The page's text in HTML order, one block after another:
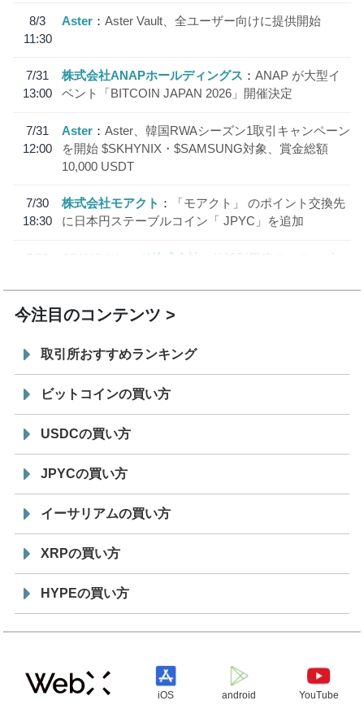
8/3
11:30
Aster Aster Vault、全ユーザー向けに提供開始
7/31
13:00
株式会社ANAPホールディングス
ANAP が大型イ
ベント「BITCOIN JAPAN 2026」開催決定
7/31
12:00
Aster
Aster、韓国RWAシーズン1取引キャンペーン
を開始 $SKHYNIX・$SAMSUNG対象、賞金総額
10,000 USDT
7/30
18:30
株式会社モアクト
「モアクト」 のポイント交換先
に日本円ステーブルコイン「 JPYC」を追加
7/29
SBI VCトレード株式会社
信託型円建てステーブル
今注目のコンテンツ
取引所おすすめランキング
ビットコインの買い方
USDCの買い方
JPYCの買い方
イーサリアムの買い方
XRPの買い方
HYPEの買い方
iOS android YouTube